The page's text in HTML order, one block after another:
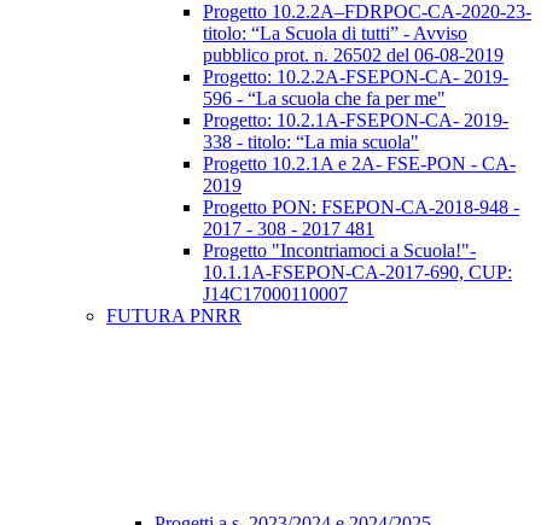
Progetto 10.2.2A–FDRPOC-CA-2020-23-
titolo: “La Scuola di tutti” - Avviso
pubblico prot. n. 26502 del 06-08-2019
Progetto: 10.2.2A-FSEPON-CA- 2019-
596 - “La scuola che fa per me"
Progetto: 10.2.1A-FSEPON-CA- 2019-
338 - titolo: “La mia scuola"
Progetto 10.2.1A e 2A- FSE-PON - CA-
2019
Progetto PON: FSEPON-CA-2018-948 -
2017 - 308 - 2017 481
Progetto "Incontriamoci a Scuola!"-
10.1.1A-FSEPON-CA-2017-690, CUP:
J14C17000110007
FUTURA PNRR